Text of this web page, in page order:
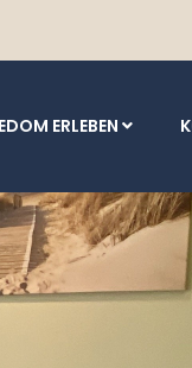
ERLEBEN